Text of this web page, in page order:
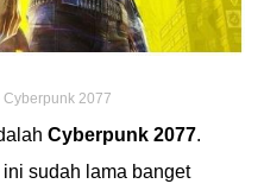
Cyberpunk 2077
Cyberpunk 2077.
sudah lama banget